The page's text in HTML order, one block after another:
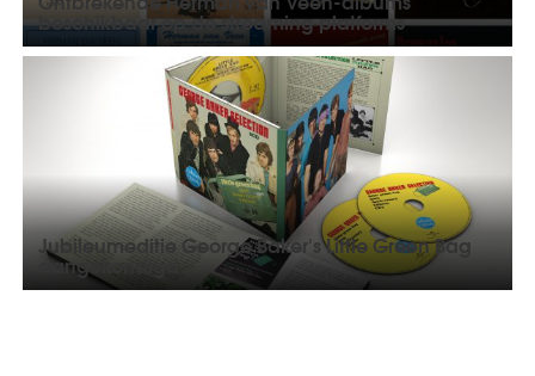
beschikbaar op de streaming platforms
Jubileumeditie George Baker's Little Green Bag
aangekondigd